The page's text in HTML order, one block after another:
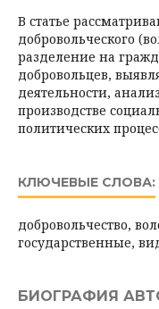
В статье
добровольческого
разделение на
добровольцев,
деятельности,
производстве
политических
КЛЮЧЕВЫЕ СЛОВА:
добровольчество,
государственные,
БИОГРАФИЯ